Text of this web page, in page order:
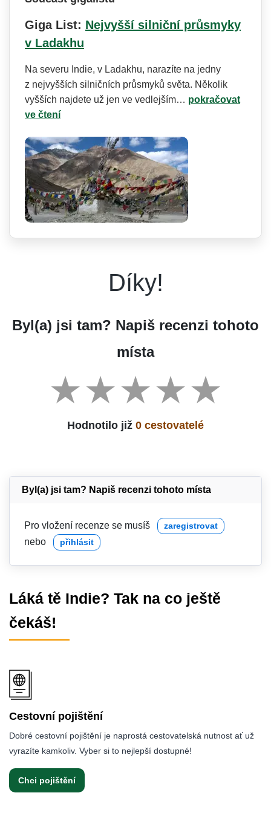
Giga List: Nejvyšší silniční průsmyky
v Ladakhu
Na severu Indie, v Ladakhu, narazíte na jedny
z nejvyšších silničních průsmyků světa. Několik
vyšších najdete už jen ve vedlejším… pokračovat
ve čtení
Díky!
Byl(a) jsi tam? Napiš recenzi tohoto
místa
Hodnotilo již 0 cestovatelé
Byl(a) jsi tam? Napiš recenzi tohoto místa
Pro vložení recenze se musíš zaregistrovat
nebo přihlásit
Láká tě Indie? Tak na co ještě
čekáš!
Cestovní pojištění
Dobré cestovní pojištění je naprostá cestovatelská nutnost ať už
vyrazíte kamkoliv. Vyber si to nejlepší dostupné!
Chci pojištění